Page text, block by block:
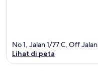
No 1, Jalan 1/77 C, Off
Lihat di peta